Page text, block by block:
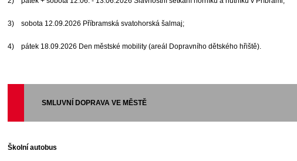
3) sobota 12.09.2026 Příbramská svatohorská šalmaj;
4) pátek 18.09.2026 Den městské mobility (areál Dopravního dětského hřiště).
SMLUVNÍ DOPRAVA VE MĚSTĚ
Školní autobus